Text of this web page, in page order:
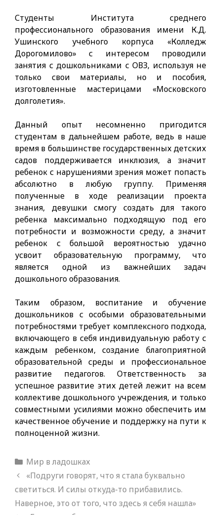
Студенты Института среднего
профессионального образования имени К.Д.
Ушинского учебного корпуса «Колледж
Дорогомилово» с интересом проводили
занятия с дошкольниками с ОВЗ, используя не
только свои материалы, но и пособия,
изготовленные мастерицами «Московского
долголетия».
Данный опыт несомненно пригодится
студентам в дальнейшем работе, ведь в наше
время в большинстве государственных детских
садов поддерживается инклюзия, а значит
ребенок с нарушениями зрения может попасть
абсолютно в любую группу. Применяя
полученные в ходе реализации проекта
знания, девушки смогу создать для такого
ребенка максимально подходящую под его
потребности и возможности среду, а значит
ребенок с большой вероятностью удачно
усвоит образовательную программу, что
является одной из важнейших задач
дошкольного образования.
Таким образом, воспитание и обучение
дошкольников с особыми образовательными
потребностями требует комплексного подхода,
включающего в себя индивидуальную работу с
каждым ребенком, создание благоприятной
образовательной среды и профессиональное
развитие педагогов. Ответственность за
успешное развитие этих детей лежит на всем
коллективе дошкольного учреждения, и только
совместными усилиями можно обеспечить им
качественное обучение и поддержку на пути к
полноценной жизни.
Рубрики
Мир в ладошках
«Подруги говорят, что я стала буквально
светиться. И силы откуда-то прибавились.
Наверное, это от того, что здесь я себя нашла»